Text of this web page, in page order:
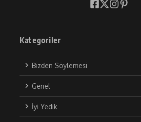
Kategoriler
Bizden Söylemesi
Genel
İyi Yedik